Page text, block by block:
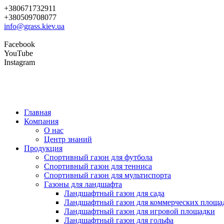
+380671732911
+380509708077
info@grass.kiev.ua
Facebook
YouTube
Instagram
Главная
Компания
О нас
Центр знаний
Продукция
Cпортивный газон для футбола
Cпортивный газон для тенниса
Cпортивный газон для мультиспорта
Газоны для ландшафта
Ландшафтный газон для сада
Ландшафтный газон для коммерческих
Ландшафтный газон для игровой площадки
Ландшафтный газон для гольфа